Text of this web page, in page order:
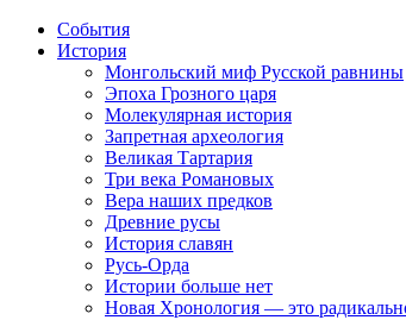
События
История
Монгольский миф Русской равнины
Эпоха Грозного царя
Молекулярная история
Запретная археология
Великая Тартария
Три века Романовых
Вера наших предков
Древние русы
История славян
Русь-Орда
Истории больше нет
Новая Хронология — это